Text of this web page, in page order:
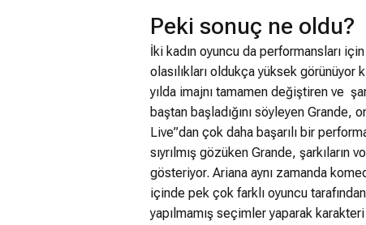
Peki sonuç ne oldu?
İki kadın oyuncu da performansları
olasılıkları oldukça yüksek görünüyor
yılda imajnı tamamen değiştiren ve
baştan başladığını söyleyen Grande,
Live”dan çok daha başarılı bir
sıyrılmış gözüken Grande,
gösteriyor. Ariana aynı zamanda
içinde pek çok farklı oyuncu
yapılmamış seçimler yaparak